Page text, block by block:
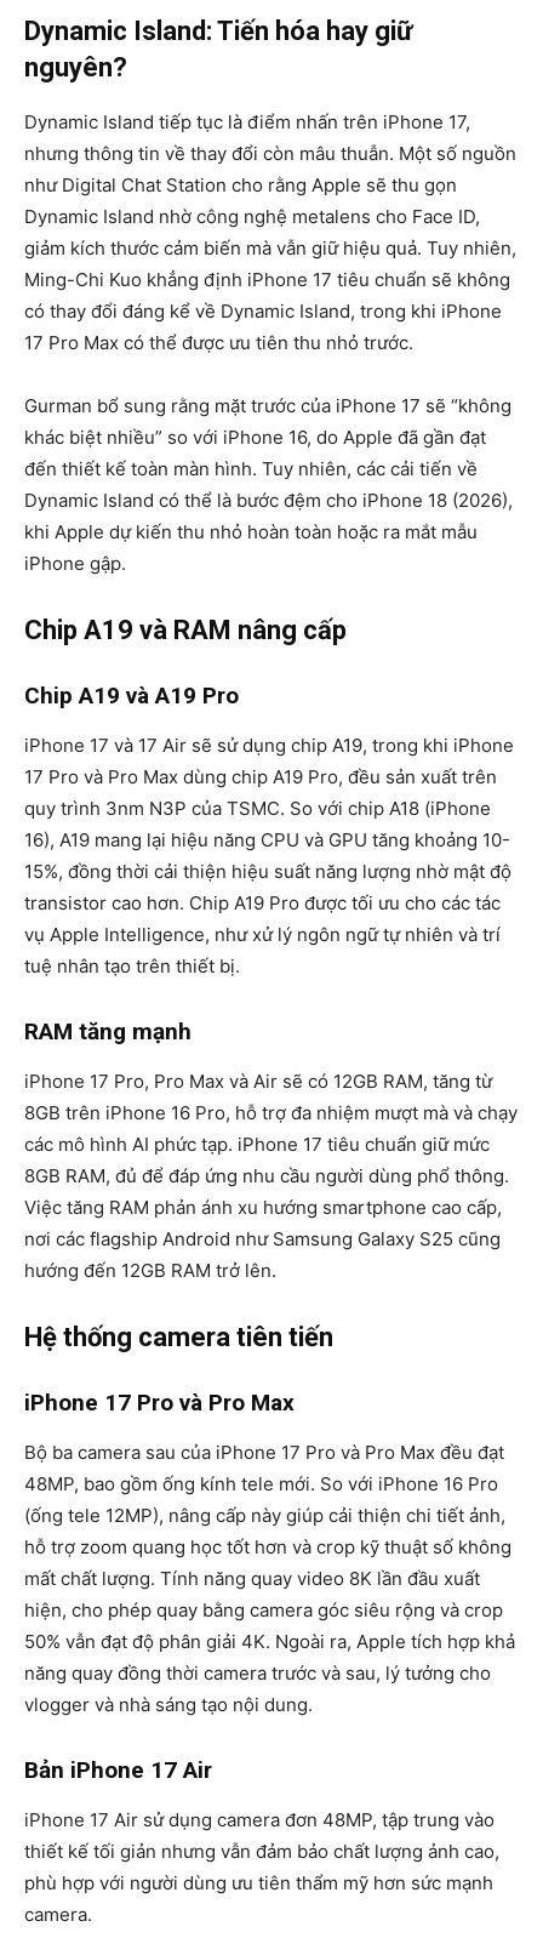
Dynamic Island: Tiến hóa hay giữ
nguyên?
Dynamic Island tiếp tục là điểm nhấn trên iPhone 17,
nhưng thông tin về thay đổi còn mâu thuẫn. Một số nguồn
như Digital Chat Station cho rằng Apple sẽ thu gọn
Dynamic Island nhờ công nghệ metalens cho Face ID,
giảm kích thước cảm biến mà vẫn giữ hiệu quả. Tuy nhiên,
Ming-Chi Kuo khẳng định iPhone 17 tiêu chuẩn sẽ không
có thay đổi đáng kể về Dynamic Island, trong khi iPhone
17 Pro Max có thể được ưu tiên thu nhỏ trước.
Gurman bổ sung rằng mặt trước của iPhone 17 sẽ “không
khác biệt nhiều” so với iPhone 16, do Apple đã gần đạt
đến thiết kế toàn màn hình. Tuy nhiên, các cải tiến về
Dynamic Island có thể là bước đệm cho iPhone 18 (2026),
khi Apple dự kiến thu nhỏ hoàn toàn hoặc ra mắt mẫu
iPhone gập.
Chip A19 và RAM nâng cấp
Chip A19 và A19 Pro
iPhone 17 và 17 Air sẽ sử dụng chip A19, trong khi iPhone
17 Pro và Pro Max dùng chip A19 Pro, đều sản xuất trên
quy trình 3nm N3P của TSMC. So với chip A18 (iPhone
16), A19 mang lại hiệu năng CPU và GPU tăng khoảng 10-
15%, đồng thời cải thiện hiệu suất năng lượng nhờ mật độ
transistor cao hơn. Chip A19 Pro được tối ưu cho các tác
vụ Apple Intelligence, như xử lý ngôn ngữ tự nhiên và trí
tuệ nhân tạo trên thiết bị.
RAM tăng mạnh
iPhone 17 Pro, Pro Max và Air sẽ có 12GB RAM, tăng từ
8GB trên iPhone 16 Pro, hỗ trợ đa nhiệm mượt mà và chạy
các mô hình AI phức tạp. iPhone 17 tiêu chuẩn giữ mức
8GB RAM, đủ để đáp ứng nhu cầu người dùng phổ thông.
Việc tăng RAM phản ánh xu hướng smartphone cao cấp,
nơi các flagship Android như Samsung Galaxy S25 cũng
hướng đến 12GB RAM trở lên.
Hệ thống camera tiên tiến
iPhone 17 Pro và Pro Max
Bộ ba camera sau của iPhone 17 Pro và Pro Max đều đạt
48MP, bao gồm ống kính tele mới. So với iPhone 16 Pro
(ống tele 12MP), nâng cấp này giúp cải thiện chi tiết ảnh,
hỗ trợ zoom quang học tốt hơn và crop kỹ thuật số không
mất chất lượng. Tính năng quay video 8K lần đầu xuất
hiện, cho phép quay bằng camera góc siêu rộng và crop
50% vẫn đạt độ phân giải 4K. Ngoài ra, Apple tích hợp khả
năng quay đồng thời camera trước và sau, lý tưởng cho
vlogger và nhà sáng tạo nội dung.
Bản iPhone 17 Air
iPhone 17 Air sử dụng camera đơn 48MP, tập trung vào
thiết kế tối giản nhưng vẫn đảm bảo chất lượng ảnh cao,
phù hợp với người dùng ưu tiên thẩm mỹ hơn sức mạnh
camera.